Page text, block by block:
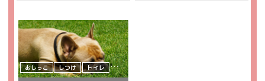
おしっこ しつけ トイレ 犬